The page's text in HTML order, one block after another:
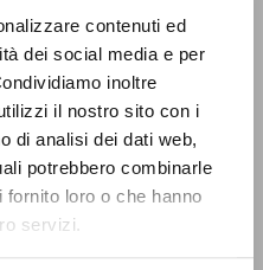
contenuti ed
dei social media e per
inoltre
il nostro sito con i
di analisi dei dati web,
potrebbero combinarle
loro o che hanno
servizi.
SUCESIVOS